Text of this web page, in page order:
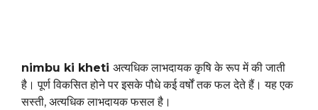
nimbu ki kheti अत्यधिक लाभदायक कृषि के रूप में की जाती
है। पूर्ण विकसित होने पर इसके पौधे कई वर्षों तक फल देते हैं। यह एक
सस्ती, अत्यधिक लाभदायक फसल है।